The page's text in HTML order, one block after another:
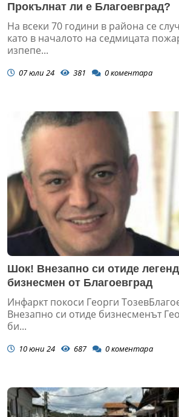
Прокълнат ли е Благоевград?
На всеки 70 години в района се
като в началото на седмицата
изпепе...
07 юли 24 381 0коментара
Шок! Внезапно си отиде
бизнесмен от Благоевград
Инфаркт покоси Георги
Внезапно си отиде бизнесменът
би...
10 юни 24 687 0коментара